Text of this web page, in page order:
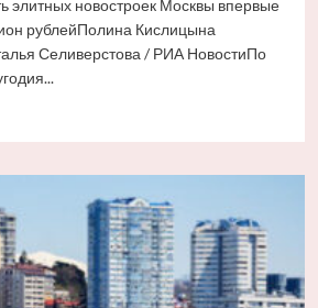
элитных новостроек Москвы впервые
рублейПолина Кислицына
Селиверстова / РИА НовостиПо